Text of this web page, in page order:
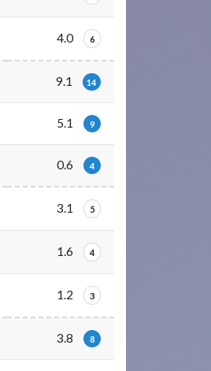
4.0 6
9.1 14
5.1 9
0.6 4
3.1 5
1.6 4
1.2 3
3.8 8